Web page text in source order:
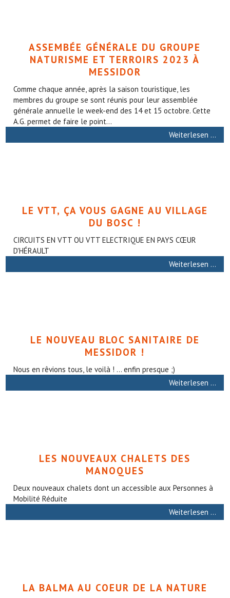
ASSEMBÉE GÉNÉRALE DU GROUPE
NATURISME ET TERROIRS 2023 À
MESSIDOR
Comme chaque année, après la saison touristique, les
membres du groupe se sont réunis pour leur assemblée
générale annuelle le week-end des 14 et 15 octobre. Cette
A.G. permet de faire le point...
Weiterlesen …
LE VTT, ÇA VOUS GAGNE AU VILLAGE
DU BOSC !
CIRCUITS EN VTT OU VTT ELECTRIQUE EN PAYS CŒUR
D'HÉRAULT
Weiterlesen …
LE NOUVEAU BLOC SANITAIRE DE
MESSIDOR !
Nous en rêvions tous, le voilà ! ... enfin presque ;)
Weiterlesen …
LES NOUVEAUX CHALETS DES
MANOQUES
Deux nouveaux chalets dont un accessible aux Personnes à
Mobilité Réduite
Weiterlesen …
LA BALMA AU COEUR DE LA NATURE